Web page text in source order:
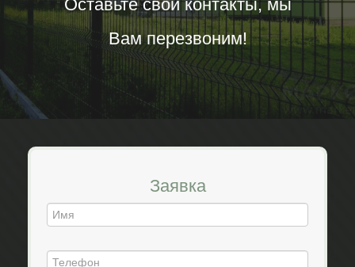
Оставьте свои контакты, мы
Вам перезвоним!
Заявка